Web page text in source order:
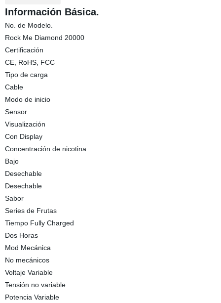
Información Básica.
No. de Modelo.
Rock Me Diamond 20000
Certificación
CE, RoHS, FCC
Tipo de carga
Cable
Modo de inicio
Sensor
Visualización
Con Display
Concentración de nicotina
Bajo
Desechable
Desechable
Sabor
Series de Frutas
Tiempo Fully Charged
Dos Horas
Mod Mecánica
No mecánicos
Voltaje Variable
Tensión no variable
Potencia Variable